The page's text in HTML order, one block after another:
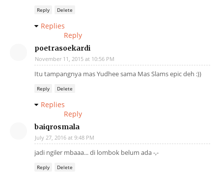
Reply Delete
Replies
Reply
poetrasoekardi
November 11, 2015 at 10:56 PM
Itu tampangnya mas Yudhee sama Mas Slams epic deh :))
Reply Delete
Replies
Reply
baiqrosmala
July 27, 2016 at 9:48 PM
jadi ngiler mbaaa... di lombok belum ada -,-
Reply Delete